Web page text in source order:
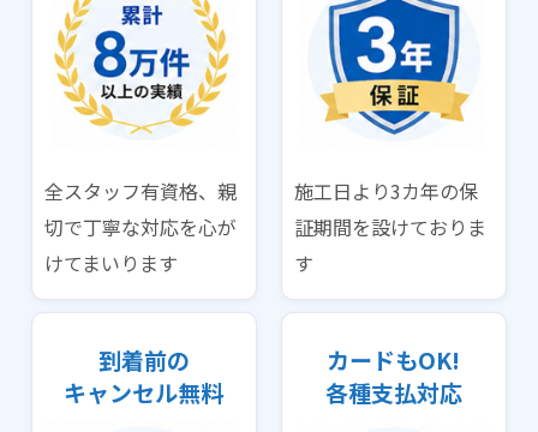
全スタッフ有資格、親
切で丁寧な対応を心が
けてまいります
施工日より3カ年の保
証期間を設けておりま
す
到着前の
キャンセル無料
カードもOK!
各種支払対応